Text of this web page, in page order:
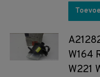
W164
W221